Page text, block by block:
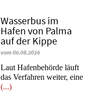
Wasserbus im
Hafen von Palma
auf der Kippe
vom 06.08.2026
Laut Hafenbehörde läuft
das Verfahren weiter, eine
(...)